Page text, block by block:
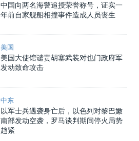
中国向两名海警追授荣誉称号，证实一
年前自家舰船相撞事件造成人员丧生
美国
美国大使馆谴责胡塞武装对也门政府军
发动致命攻击
中东
以军士兵遇袭身亡后，以色列对黎巴嫩
南部发动空袭，罗马谈判期间停火局势
趋紧